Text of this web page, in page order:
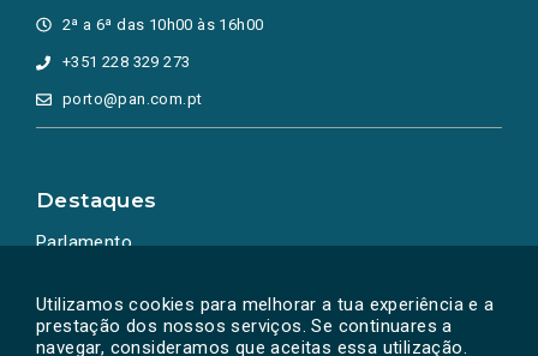
Utilizamos cookies para melhorar a tua experiência e a
prestação dos nossos serviços. Se continuares a
navegar, consideramos que aceitas essa utilização.
2ª a 6ª das 10h00 às 16h00
+351 228 329 273
porto@pan.com.pt
Destaques
Parlamento